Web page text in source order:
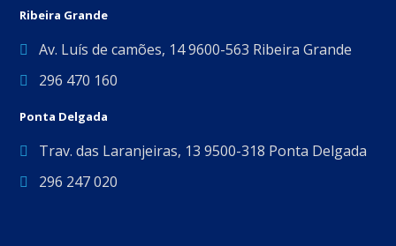
Ribeira Grande
Av. Luís de camões, 14 9600-563 Ribeira Grande
296 470 160
Ponta Delgada
Trav. das Laranjeiras, 13 9500-318 Ponta Delgada
296 247 020